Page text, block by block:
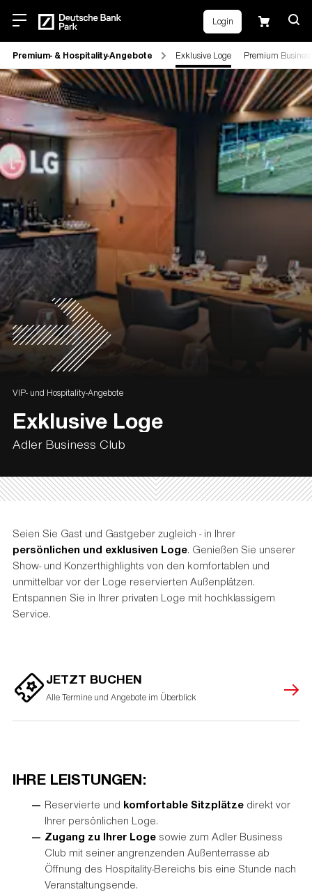
Login
Premium- & Hospitality-Angebote Exklusive Loge Premium
VIP- und Hospitality-Angebote
Exklusive Loge
Adler Business Club
Seien Sie Gast und Gastgeber zugleich - in Ihrer
persönlichen und exklusiven Loge. Genießen Sie unserer
Show- und Konzerthighlights von den komfortablen und
unmittelbar vor der Loge reservierten Außenplätzen.
Entspannen Sie in Ihrer privaten Loge mit hochklassigem
Service.
JETZT BUCHEN
Alle Termine und Angebote im Überblick
IHRE LEISTUNGEN:
Reservierte und komfortable Sitzplätze direkt vor
Ihrer persönlichen Loge.
Zugang zu Ihrer Loge sowie zum Adler Business
Club mit seiner angrenzenden Außenterrasse ab
Öffnung des Hospitality-Bereichs bis eine Stunde nach
Veranstaltungsende.